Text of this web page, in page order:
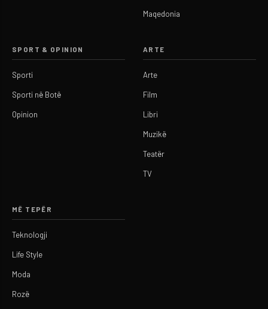
Maqedonia
SPORT & OPINION
Sporti
Sporti në Botë
Opinion
ARTE
Arte
Film
Libri
Muzikë
Teatër
TV
MË TEPËR
Teknologji
Life Style
Moda
Rozë